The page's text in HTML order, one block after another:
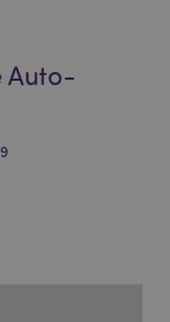
Auto-